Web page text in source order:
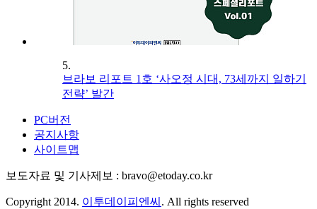
5.
브라보 리포트 1호 ‘사오정 시대, 73세까지 일하기
전략’ 발간
PC버전
공지사항
사이트맵
보도자료 및 기사제보 : bravo@etoday.co.kr
Copyright 2014. 이투데이피엔씨 . All rights reserved